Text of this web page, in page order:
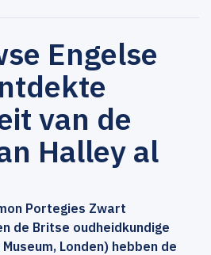
Engelse
van de
Halley al
Portegies Zwart
de Britse oudheidkundige
Londen) hebben de